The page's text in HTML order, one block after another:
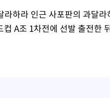
하라 인근 사포판의 과달
A조 1차전에 선발 출전한